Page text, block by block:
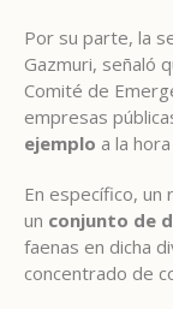
Por su parte, la
Gazmuri, señaló
Comité de
empresas
ejemplo a la
En específico,
un conjunto de
faenas en dicha
concentrado de